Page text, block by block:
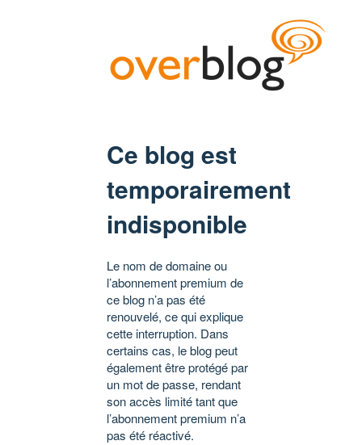
Ce blog est
temporairement
indisponible
Le nom de domaine ou
l’abonnement premium de
ce blog n’a pas été
renouvelé, ce qui explique
cette interruption. Dans
certains cas, le blog peut
également être protégé par
un mot de passe, rendant
son accès limité tant que
l’abonnement premium n’a
pas été réactivé.